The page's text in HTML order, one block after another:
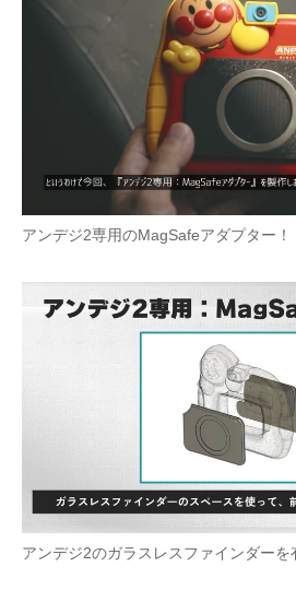
アンデジ2専用のMagSafeアダプター！
アンデジ2のガラスレスファインダーを